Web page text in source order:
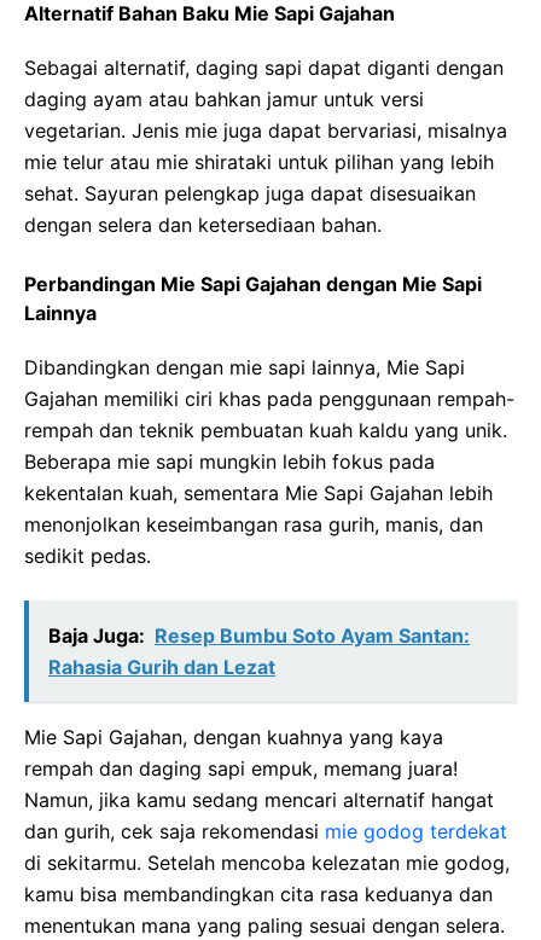
Alternatif Bahan Baku Mie Sapi Gajahan
Sebagai alternatif, daging sapi dapat diganti dengan
daging ayam atau bahkan jamur untuk versi
vegetarian. Jenis mie juga dapat bervariasi, misalnya
mie telur atau mie shirataki untuk pilihan yang lebih
sehat. Sayuran pelengkap juga dapat disesuaikan
dengan selera dan ketersediaan bahan.
Perbandingan Mie Sapi Gajahan dengan Mie Sapi
Lainnya
Dibandingkan dengan mie sapi lainnya, Mie Sapi
Gajahan memiliki ciri khas pada penggunaan rempah-
rempah dan teknik pembuatan kuah kaldu yang unik.
Beberapa mie sapi mungkin lebih fokus pada
kekentalan kuah, sementara Mie Sapi Gajahan lebih
menonjolkan keseimbangan rasa gurih, manis, dan
sedikit pedas.
Baja Juga: Resep Bumbu Soto Ayam Santan:
Rahasia Gurih dan Lezat
Mie Sapi Gajahan, dengan kuahnya yang kaya
rempah dan daging sapi empuk, memang juara!
Namun, jika kamu sedang mencari alternatif hangat
dan gurih, cek saja rekomendasi mie godog terdekat
di sekitarmu. Setelah mencoba kelezatan mie godog,
kamu bisa membandingkan cita rasa keduanya dan
menentukan mana yang paling sesuai dengan selera.